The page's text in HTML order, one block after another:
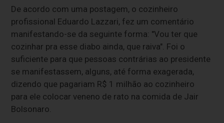
De acordo com uma postagem, o cozinheiro
profissional Eduardo Lazzari, fez um comentário
manifestando-se da seguinte forma: "Vou ter que
cozinhar pra esse diabo ainda, que raiva". Foi o
suficiente para que pessoas contrárias ao presidente
se manifestassem, alguns, até forma exagerada,
dizendo que pagariam R$ 1 milhão ao cozinheiro
para ele colocar veneno de rato na comida de Jair
Bolsonaro.